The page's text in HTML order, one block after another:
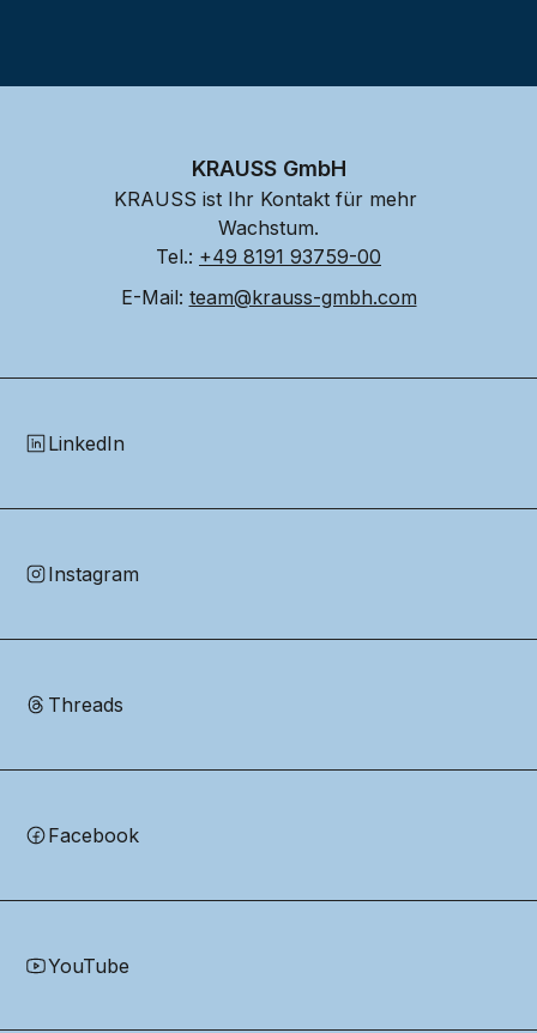
KRAUSS GmbH
KRAUSS ist Ihr Kontakt für mehr
Wachstum.
Tel.: +49 8191 93759-00
E-Mail: team@krauss-gmbh.com
LinkedIn
Instagram
Threads
Facebook
YouTube